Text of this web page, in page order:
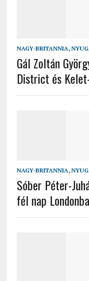
NAGY-BRITANNIA,
Gál Zoltán
District és
NAGY-BRITANNIA,
Sóber Péter-
fél nap